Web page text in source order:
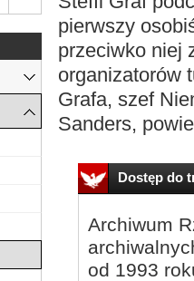
pierwszy
przeciwko niej
organizatorów
Grafa, szef
Sanders,
Dostęp do
Archiwum
od 1993